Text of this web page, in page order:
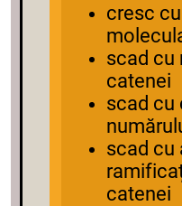
cresc
scad cu
catenei
scad cu
scad cu
catenei